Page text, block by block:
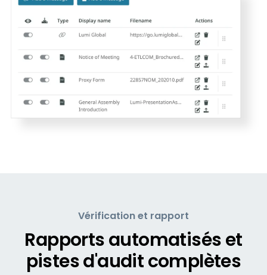
Vérification et rapport
Rapports automatisés et
pistes d'audit complètes